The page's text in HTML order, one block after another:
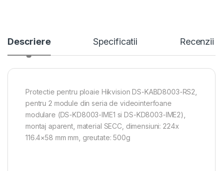
Descriere Specificatii Recenzii
Protectie pentru ploaie Hikvision DS-KABD8003-RS2,
pentru 2 module din seria de videointerfoane
modulare (DS-KD8003-IME1 si DS-KD8003-IME2),
montaj aparent, material SECC, dimensiuni: 224x
116.4×58 mm mm, greutate: 500g